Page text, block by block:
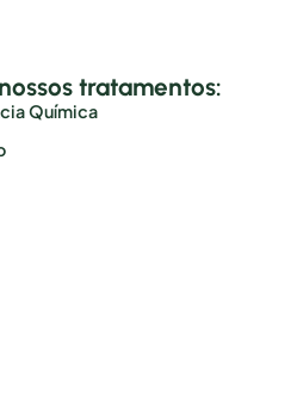
tratamentos:
Química